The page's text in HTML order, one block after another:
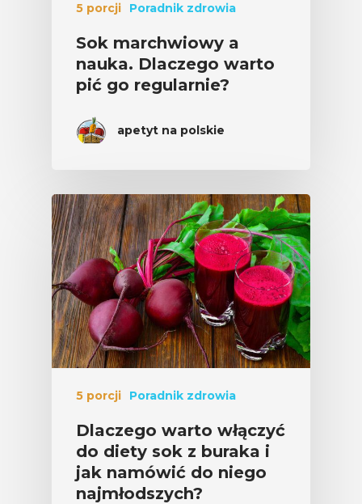
5 porcji Poradnik zdrowia
Sok marchwiowy a
nauka. Dlaczego warto
pić go regularnie?
apetyt na polskie
5 porcji Poradnik zdrowia
Dlaczego warto włączyć
do diety sok z buraka i
jak namówić do niego
najmłodszych?